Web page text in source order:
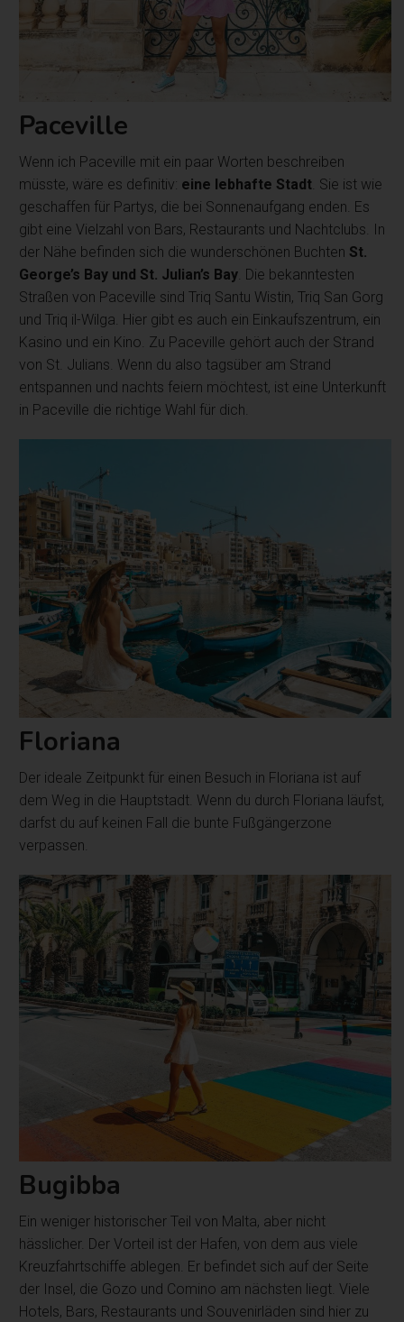
Paceville
Wenn ich Paceville mit ein paar Worten beschreiben
müsste, wäre es definitiv: eine lebhafte Stadt . Sie ist wie
geschaffen für Partys, die bei Sonnenaufgang enden. Es
gibt eine Vielzahl von Bars, Restaurants und Nachtclubs. In
der Nähe befinden sich die wunderschönen Buchten St.
George’s Bay und St. Julian’s Bay . Die bekanntesten
Straßen von Paceville sind Triq Santu Wistin, Triq San Gorg
und Triq il-Wilga. Hier gibt es auch ein Einkaufszentrum, ein
Kasino und ein Kino. Zu Paceville gehört auch der Strand
von St. Julians. Wenn du also tagsüber am Strand
entspannen und nachts feiern möchtest, ist eine Unterkunft
in Paceville die richtige Wahl für dich.
Floriana
Der ideale Zeitpunkt für einen Besuch in Floriana ist auf
dem Weg in die Hauptstadt. Wenn du durch Floriana läufst,
darfst du auf keinen Fall die bunte Fußgängerzone
verpassen.
Bugibba
Ein weniger historischer Teil von Malta, aber nicht
hässlicher. Der Vorteil ist der Hafen, von dem aus viele
Kreuzfahrtschiffe ablegen. Er befindet sich auf der Seite
der Insel, die Gozo und Comino am nächsten liegt. Viele
Hotels, Bars, Restaurants und Souvenirläden sind hier zu